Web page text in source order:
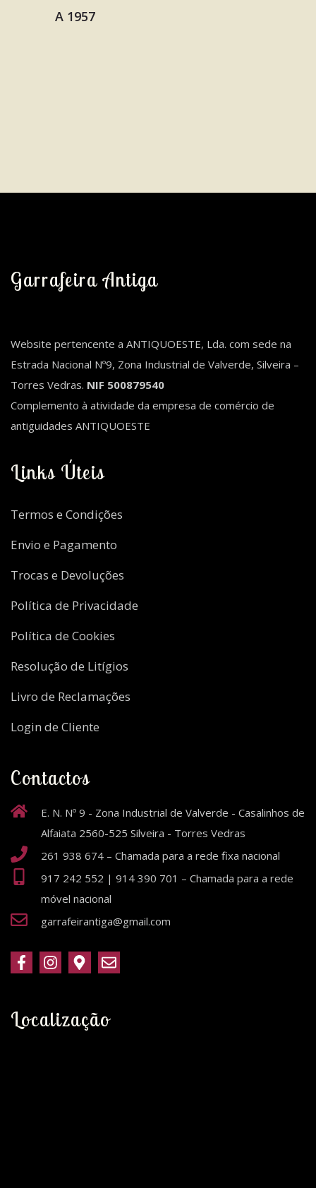
Garrafeira Antiga
Website pertencente a ANTIQUOESTE, Lda. com sede na
Estrada Nacional Nº9, Zona Industrial de Valverde, Silveira –
Torres Vedras. NIF 500879540
Complemento à atividade da empresa de comércio de
antiguidades ANTIQUOESTE
Links Úteis
Termos e Condições
Envio e Pagamento
Trocas e Devoluções
Política de Privacidade
Política de Cookies
Resolução de Litígios
Livro de Reclamações
Login de Cliente
Contactos
E. N. Nº 9 - Zona Industrial de Valverde - Casalinhos de
Alfaiata 2560-525 Silveira - Torres Vedras
261 938 674 – Chamada para a rede fixa nacional
917 242 552 | 914 390 701 – Chamada para a rede
móvel nacional
garrafeirantiga@gmail.com
Localização